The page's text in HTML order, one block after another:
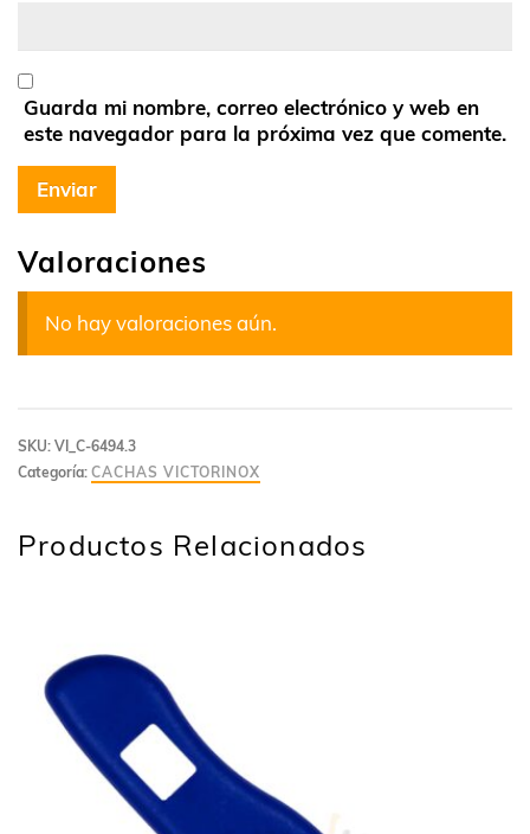
Valoraciones
No hay valoraciones aún.
Guarda mi nombre, correo electrónico y web en
este navegador para la próxima vez que comente.
SKU: VI_C-6494.3
Categoría: CACHAS VICTORINOX
Productos Relacionados